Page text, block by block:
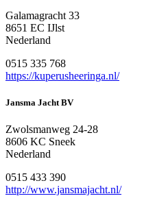
Galamagracht 33
8651 EC IJlst
Nederland
0515 335 768
https://kuperusheeringa.nl/
Jansma Jacht BV
Zwolsmanweg 24-28
8606 KC Sneek
Nederland
0515 433 390
http://www.jansmajacht.nl/